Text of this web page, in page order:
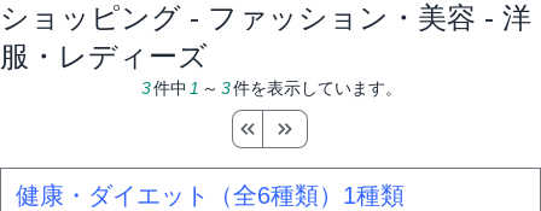
ショッピング - ファッション・美容 - 洋
服・レディーズ
3件中 1 ～ 3件を表示しています。
健康・ダイエット（全6種類） 1種類